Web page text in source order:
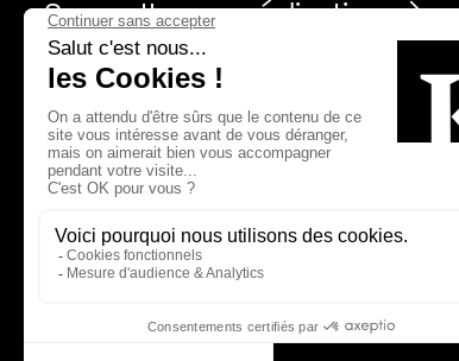
Soumettre une réalisation
Page Facebook de Kollectif
Page Instagram de Kollectif
Page Linkedin de Kollectif
Partenaires